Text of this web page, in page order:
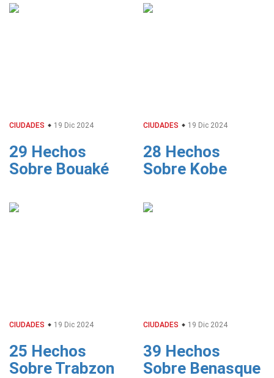
CIUDADES 19 Dic 2024
29 Hechos
Sobre Bouaké
CIUDADES 19 Dic 2024
28 Hechos
Sobre Kobe
CIUDADES 19 Dic 2024
25 Hechos
Sobre Trabzon
CIUDADES 19 Dic 2024
39 Hechos
Sobre Benasque